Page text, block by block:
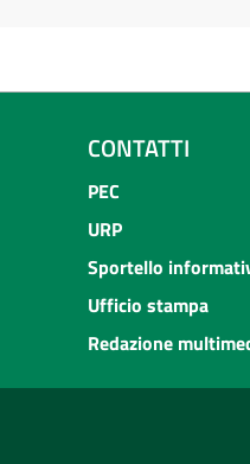
CONTATTI
PEC
URP
Sportello
Ufficio stampa
Redazione